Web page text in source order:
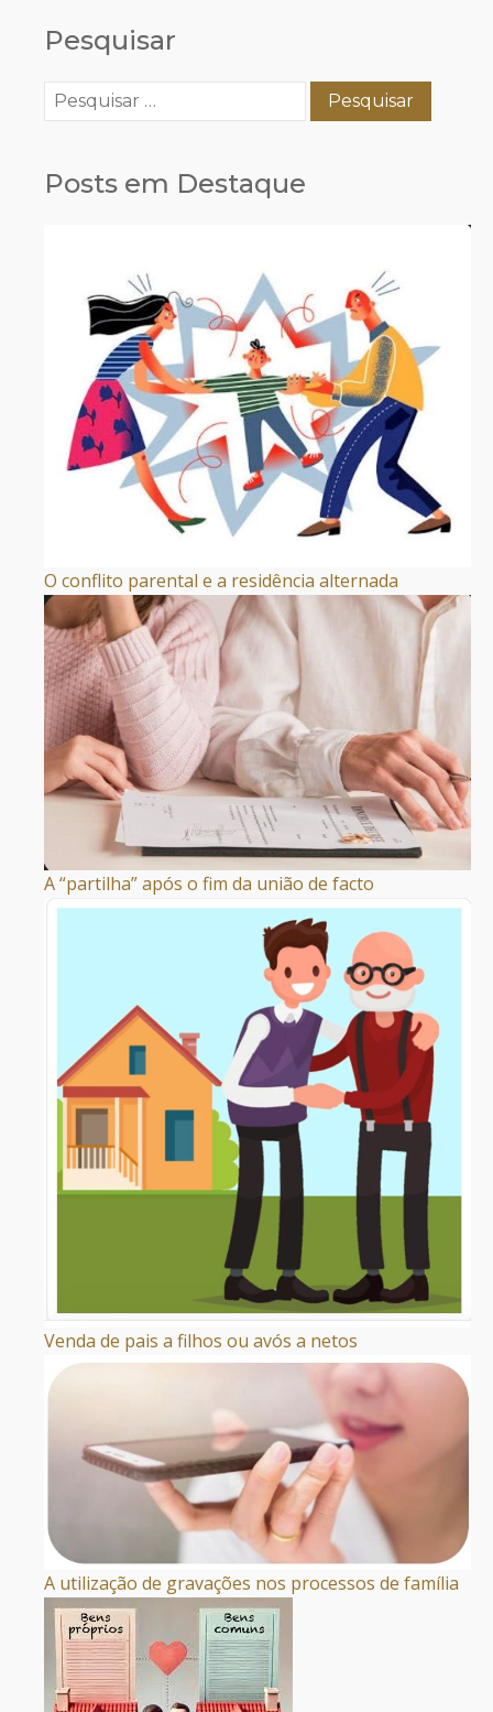
Pesquisar
Pesquisar
por:
Posts em Destaque
O conflito parental e a residência alternada
A “partilha” após o fim da união de facto
Venda de pais a filhos ou avós a netos
A utilização de gravações nos processos de família